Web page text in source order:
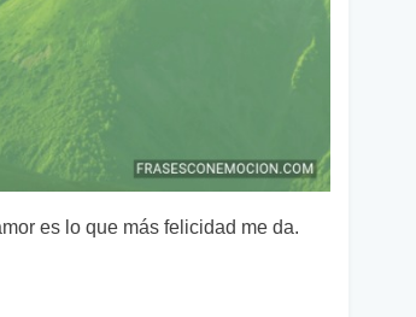
es lo que más felicidad me da.